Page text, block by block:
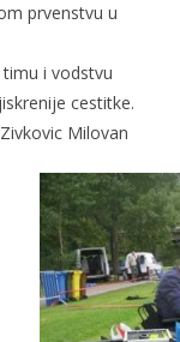
prvenstvu u
i vodstvu
cestitke.
Zivkovic Milovan